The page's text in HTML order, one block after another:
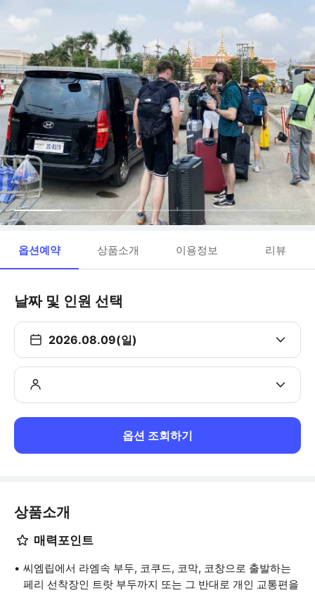
옵션예약 상품소개 이용정보 리뷰
날짜 및 인원 선택
2026.08.09(일)
옵션 조회하기
상품소개
매력포인트
씨엠립에서 라엠속 부두, 코쿠드, 코막, 코창으로 출발하는
페리 선착장인 트랏 부두까지 또는 그 반대로 개인 교통편을